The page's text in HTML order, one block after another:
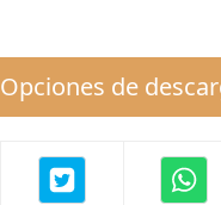
Opciones de